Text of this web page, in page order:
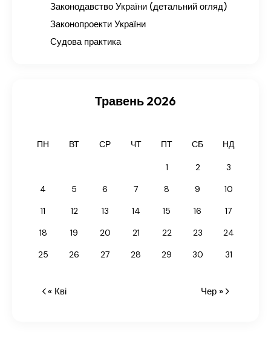
Законодавство України (детальний огляд)
Законопроекти України
Судова практика
Травень 2026
ПН ВТ СР ЧТ ПТ СБ НД
1 2
3
4
5 6 7 8 9
10
11
12 13 14 15 16
17
18
19 20 21 22 23
24
25
26 27 28 29 30 31
« Кві Чер »